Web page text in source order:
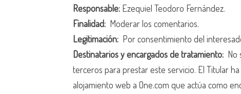
Responsable: Ezequiel Teodoro Fernández.
Finalidad: Moderar los comentarios.
Legitimación: Por consentimiento del
Destinatarios y encargados de tratamiento: No
terceros para prestar este servicio. El Titular
alojamiento web a One.com que actúa como